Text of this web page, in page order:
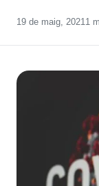
19 de maig, 20211